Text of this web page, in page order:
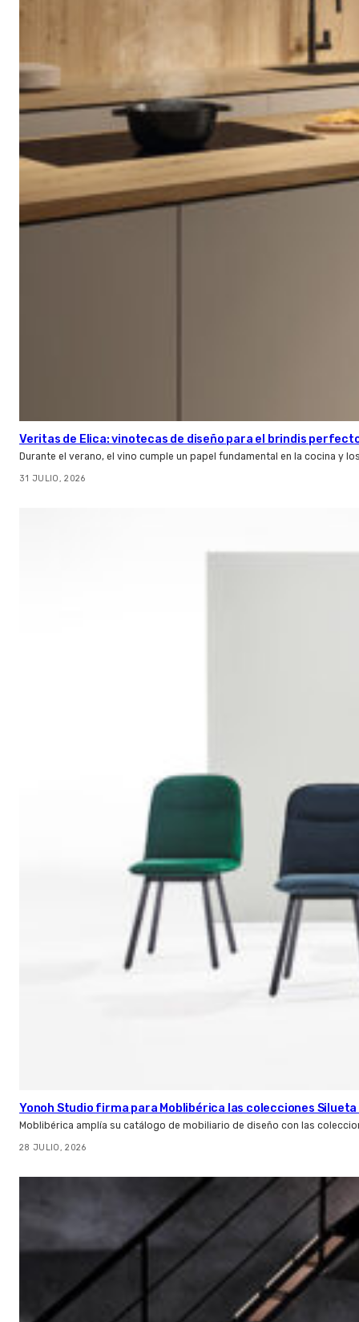
Veritas de Elica: vinotecas de diseño para el brindis
Durante el verano, el vino cumple un papel fundamental en la cocina y
31 JULIO, 2026
Yonoh Studio firma para Moblibérica las colecciones Silueta
Moblibérica amplía su catálogo de mobiliario de diseño con las
28 JULIO, 2026